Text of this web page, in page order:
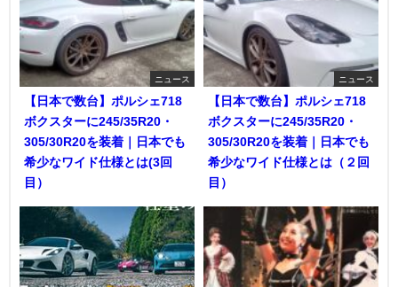
ニュース
【日本で数台】ポルシェ718
ボクスターに245/35R20・
305/30R20を装着｜日本でも
希少なワイド仕様とは(3回
目）
ニュース
【日本で数台】ポルシェ718
ボクスターに245/35R20・
305/30R20を装着｜日本でも
希少なワイド仕様とは（２回
目）